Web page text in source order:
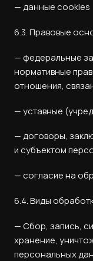
— данные cookies
6.3. Правовые
— федеральные
нормативные
отношения,
— уставные
— договоры,
и субъектом
— согласие на
6.4. Виды
— Сбор, запись,
хранение,
персональных